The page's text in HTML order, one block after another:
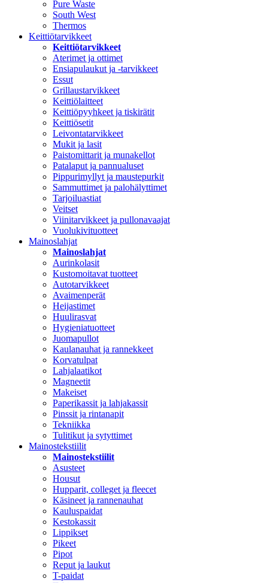
Pure Waste
South West
Thermos
Keittiötarvikkeet
Keittiötarvikkeet
Aterimet ja ottimet
Ensiapulaukut ja -tarvikkeet
Essut
Grillaustarvikkeet
Keittiölaitteet
Keittiöpyyhkeet ja tiskirätit
Keittiösetit
Leivontatarvikkeet
Mukit ja lasit
Paistomittarit ja munakellot
Patalaput ja pannualuset
Pippurimyllyt ja maustepurkit
Sammuttimet ja palohälyttimet
Tarjoiluastiat
Veitset
Viinitarvikkeet ja pullonavaajat
Vuolukivituotteet
Mainoslahjat
Mainoslahjat
Aurinkolasit
Kustomoitavat tuotteet
Autotarvikkeet
Avaimenperät
Heijastimet
Huulirasvat
Hygieniatuotteet
Juomapullot
Kaulanauhat ja rannekkeet
Korvatulpat
Lahjalaatikot
Magneetit
Makeiset
Paperikassit ja lahjakassit
Pinssit ja rintanapit
Tekniikka
Tulitikut ja sytyttimet
Mainostekstiilit
Mainostekstiilit
Asusteet
Housut
Hupparit, colleget ja fleecet
Käsineet ja rannenauhat
Kauluspaidat
Kestokassit
Lippikset
Pikeet
Pipot
Reput ja laukut
T-paidat